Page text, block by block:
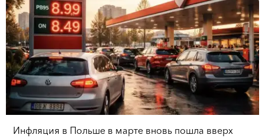
Инфляция в Польше в марте вновь пошла вверх